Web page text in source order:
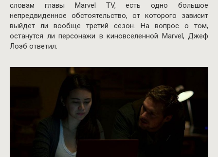
словам главы Marvel TV, есть одно большое
непредвиденное обстоятельство, от которого зависит
выйдет ли вообще третий сезон. На вопрос о том,
останутся ли персонажи в киновселенной Marvel, Джеф
Лоэб ответил: